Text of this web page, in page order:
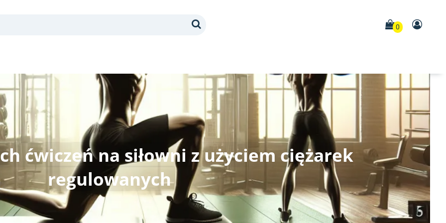
0
ćwiczeń na siłowni z użyciem ciężarek
regulowanych